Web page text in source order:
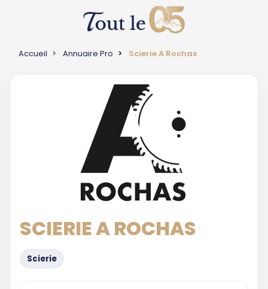
Accueil Annuaire Pro Scierie A Rochas
SCIERIE A ROCHAS
Scierie